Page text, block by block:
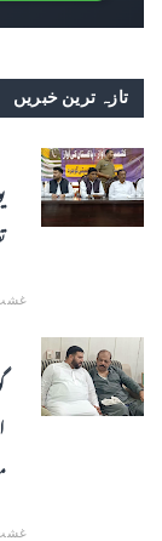
تازہ ترین خبریں
غشت 05,
غشت 04,